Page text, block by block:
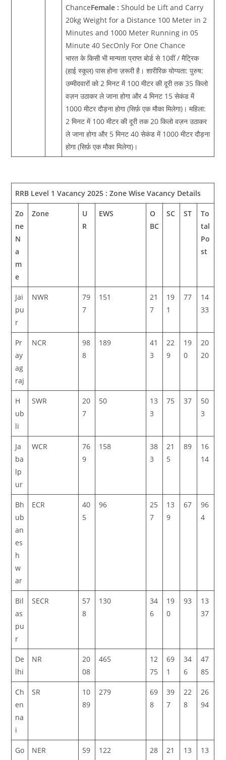
ChanceFemale : Should be Lift and Carry
20kg Weight for a Distance 100 Meter in 2
Minutes and 1000 Meter Running in 05
Minute 40 SecOnly For One Chance
भारत के किसी भी मान्यता प्राप्त बोर्ड से 10वीं / मैट्रिक
(हाई स्कूल) पास होना ज़रूरी है। शारीरिक योग्यता: पुरुष:
उम्मीदवारों को 2 मिनट में 100 मीटर की दूरी तक 35 किलो
वज़न उठाकर ले जाना होगा और 4 मिनट 15 सेकंड में
1000 मीटर दौड़ना होगा (सिर्फ़ एक मौका मिलेगा)। महिला:
2 मिनट में 100 मीटर की दूरी तक 20 किलो वज़न उठाकर
ले जाना होगा और 5 मिनट 40 सेकंड में 1000 मीटर दौड़ना
होगा (सिर्फ़ एक मौका मिलेगा)।
RRB Level 1 Vacancy 2025 : Zone Wise Vacancy Details
Zo
ne
N
a
m
e
Zone
U
R
EWS
O
BC
SC ST
To
tal
Po
st
Jai
pu
r
NWR
79
7
151
21
7
19
1
77
14
33
Pr
ay
ag
raj
NCR
98
8
189
41
3
22
9
19
0
20
20
H
ub
li
SWR
20
7
50
13
3
75 37
50
3
Ja
ba
lp
ur
WCR
76
9
158
38
3
21
5
89
16
14
Bh
ub
an
es
h
w
ar
ECR
40
5
96
25
7
13
9
67
96
4
Bil
as
pu
r
SECR
57
8
130
34
6
19
0
93
13
37
De
lhi
NR
20
08
465
12
75
69
1
34
6
47
85
Ch
en
na
i
SR
10
89
279
69
8
39
7
22
8
26
94
Go
NER
59
122
28
21
13
13